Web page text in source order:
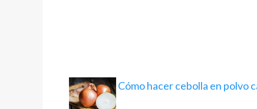
Cómo hacer cebolla en polvo